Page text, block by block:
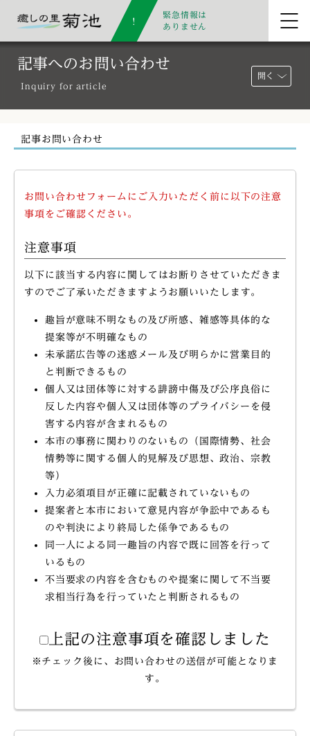
緊急情報は
ありません
記事へのお問い合わせ
Inquiry for article
開く
記事お問い合わせ
お問い合わせフォームにご入力いただく前に以下の注意
事項をご確認ください。
注意事項
以下に該当する内容に関してはお断りさせていただきま
すのでご了承いただきますようお願いいたします。
趣旨が意味不明なもの及び所感、雑感等具体的な
提案等が不明確なもの
未承諾広告等の迷惑メール及び明らかに営業目的
と判断できるもの
個人又は団体等に対する誹謗中傷及び公序良俗に
反した内容や個人又は団体等のプライバシーを侵
害する内容が含まれるもの
本市の事務に関わりのないもの（国際情勢、社会
情勢等に関する個人的見解及び思想、政治、宗教
等）
入力必須項目が正確に記載されていないもの
提案者と本市において意見内容が争訟中であるも
のや判決により終局した係争であるもの
同一人による同一趣旨の内容で既に回答を行って
いるもの
不当要求の内容を含むものや提案に関して不当要
求相当行為を行っていたと判断されるもの
上記の注意事項を確認しました
※チェック後に、お問い合わせの送信が可能となりま
す。